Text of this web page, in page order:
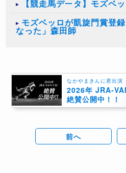
【競走馬データ】モズベ
モズベッロが凱旋門賞登
なった」森田師
なかやまきんに君出演
2026年 JRA-
絶賛公開中！！
前へ